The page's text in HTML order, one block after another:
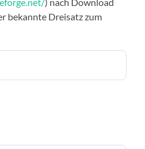
bekannte Dreisatz zum